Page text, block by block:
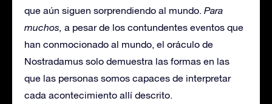
que aún siguen sorprendiendo al mundo. Para
muchos, a pesar de los contundentes eventos que
han conmocionado al mundo, el oráculo de
Nostradamus solo demuestra las formas en las
que las personas somos capaces de interpretar
cada acontecimiento allí descrito.